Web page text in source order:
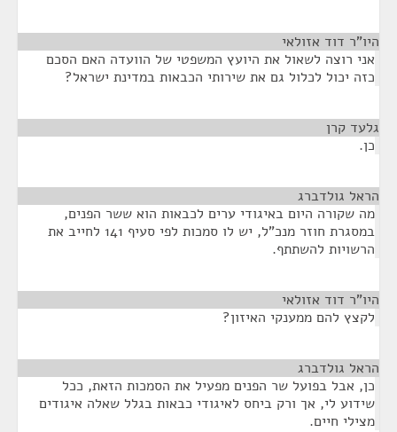
היו"ר דוד אזולאי
אני רוצה לשאול את היועץ המשפטי של הוועדה האם הסכם
כזה יכול לכלול גם את שירותי הכבאות במדינת ישראל?
גלעד קרן
כן.
הראל גולדברג
מה שקורה היום באיגודי ערים לכבאות הוא ששר הפנים,
במסגרת חוזר מנכ"ל, יש לו סמכות לפי סעיף 141 לחייב את
הרשויות להשתתף.
היו"ר דוד אזולאי
לקצץ להם ממענקי האיזון?
הראל גולדברג
כן, אבל בפועל שר הפנים מפעיל את הסמכות הזאת, ככל
שידוע לי, אך ורק ביחס לאיגודי כבאות בגלל שאלה איגודים
מצילי חיים.